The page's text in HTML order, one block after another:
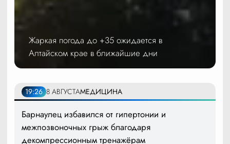
Жаркая погода до +35 ожидается в
Алтайском крае в ближайшие дни
19:26 8 АВГУСТАМЕДИЦИНА
Барнаулец избавился от гипертонии и
межпозвоночных грыж благодаря
декомпрессионным тренажёрам